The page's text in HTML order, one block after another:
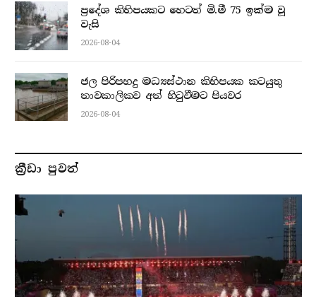
ප්‍රදේශ කිහිපයකට හෙටත් මි.මී 75 ඉක්ම වූ
වැසි
2026-08-04
ජල පිරිපහදු මධ්‍යස්ථාන කිහිපයක කටයුතු
තාවකාලිකව අත් හිටුවීමට පියවර
2026-08-04
ක්‍රීඩා පුවත්